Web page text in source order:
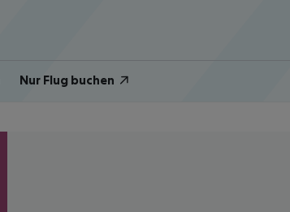
Nur Flug buchen